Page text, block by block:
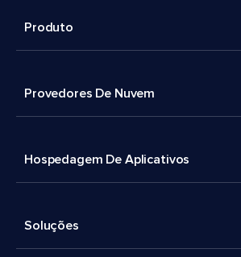
Produto
Provedores De Nuvem
Hospedagem De Aplicativos
Soluções